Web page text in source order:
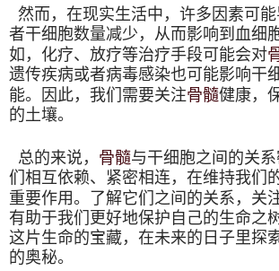
然而，在现实生活中，许多因素可
者干细胞数量减少，从而影响到血细
如，化疗、放疗等治疗手段可能会对
遗传疾病或者病毒感染也可能影响干
能。因此，我们需要关注骨髓健康，
的土壤。
总的来说， 骨髓与干细胞之间的关
们相互依赖、紧密相连，在维持我们
重要作用。了解它们之间的关系，关
有助于我们更好地保护自己的生命之
这片生命的宝藏，在未来的日子里探
的奥秘。